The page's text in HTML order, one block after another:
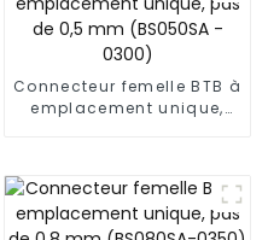
Connecteur femelle BTB à
emplacement unique,